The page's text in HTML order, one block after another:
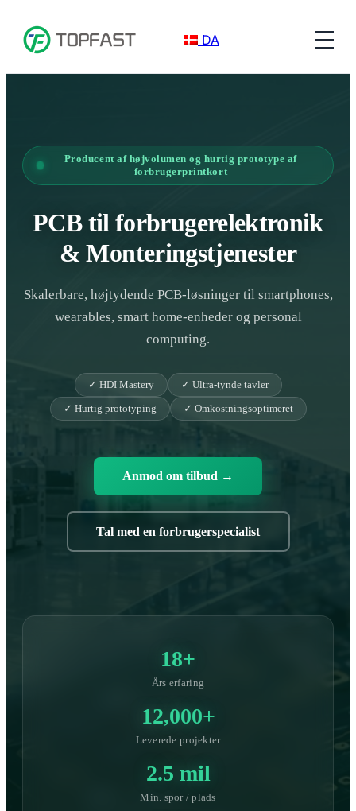
DA
Producent af højvolumen og hurtig prototype af
forbrugerprintkort
PCB til forbrugerelektronik
& Monteringstjenester
Skalerbare, højtydende PCB-løsninger til smartphones,
wearables, smart home-enheder og personal
computing.
✓ HDI Mastery
✓ Ultra-tynde tavler
✓ Hurtig prototyping
✓ Omkostningsoptimeret
Anmod om tilbud →
Tal med en forbrugerspecialist
18+
Års erfaring
12,000+
Leverede projekter
2.5 mil
Min. spor / plads